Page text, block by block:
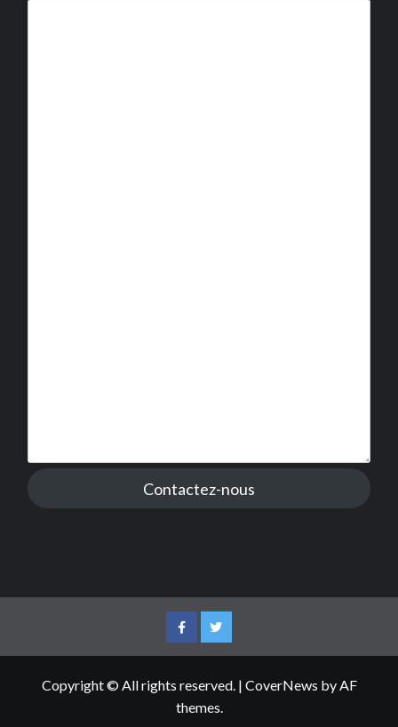
Contactez-nous
FacebookTwitter
Copyright © All rights reserved. | CoverNews by AF
themes.